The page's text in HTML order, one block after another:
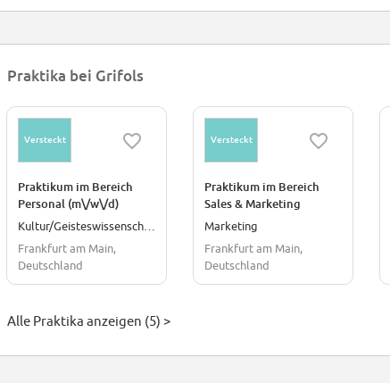
Praktika bei Grifols
Versteckt
Praktikum im Bereich
Personal (m\/w\/d)
Frankfurt am Main,
Deutschland
Versteckt
Praktikum im Bereich
Sales & Marketing
(m\/w\/d)
Marketing
Frankfurt am Main,
Deutschland
Alle Praktika anzeigen (5) >